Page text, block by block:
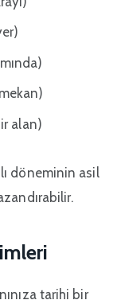
alan)
döneminin asil
tarihi bir